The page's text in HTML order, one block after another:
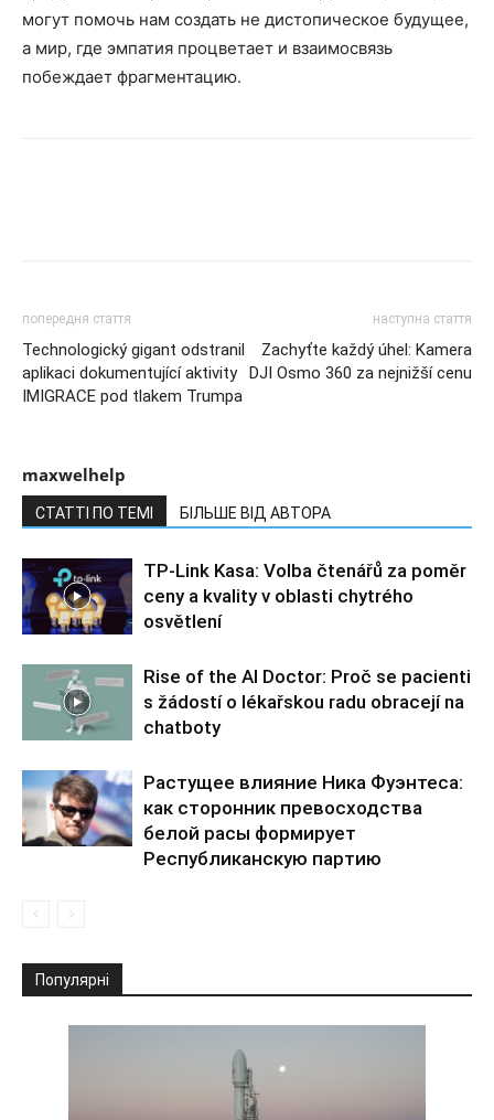
могут помочь нам создать не дистопическое будущее,
а мир, где эмпатия процветает и взаимосвязь
побеждает фрагментацию.
попередня стаття
Technologický gigant odstranil
aplikaci dokumentující aktivity
IMIGRACE pod tlakem Trumpa
наступна стаття
Zachyťte každý úhel: Kamera
DJI Osmo 360 za nejnižší cenu
maxwelhelp
СТАТТІ ПО ТЕМІ БІЛЬШЕ ВІД АВТОРА
TP-Link Kasa: Volba čtenářů za poměr
ceny a kvality v oblasti chytrého
osvětlení
Rise of the AI Doctor: Proč se pacienti
s žádostí o lékařskou radu obracejí na
chatboty
Растущее влияние Ника Фуэнтеса:
как сторонник превосходства
белой расы формирует
Республиканскую партию
Популярні